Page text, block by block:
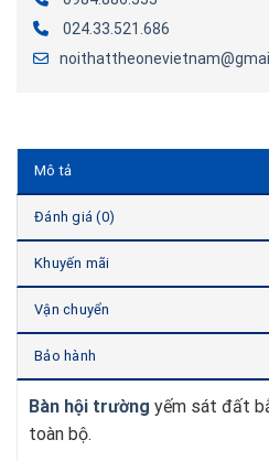
024.33.521.686
Mô tả
Đánh giá (0)
Khuyến mãi
Vận chuyển
Bảo hành
Bàn hội trường yếm sát đất
toàn bộ.